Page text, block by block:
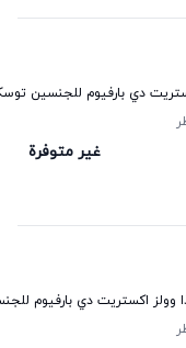
دي بارفيوم للجنسين
غير متوفرة
وولز اكستريت دي بارفيوم